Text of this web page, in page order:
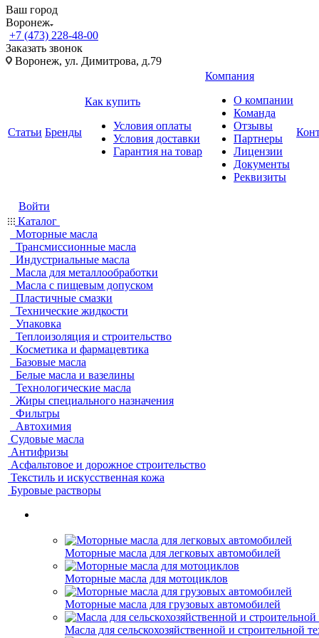
Ваш город
Воронеж
+7 (473) 228-48-00
Заказать звонок
Воронеж, ул. Димитрова, д.79
Статьи Бренды
Как купить
Условия оплаты
Условия доставки
Гарантия на товар
Компания
О компании
Команда
Отзывы
Партнеры
Лицензии
Документы
Реквизиты
Войти
Каталог
Моторные масла
Трансмиссионные масла
Индустриальные масла
Масла для металлообработки
Масла с пищевым допуском
Пластичные смазки
Технические жидкости
Упаковка
Теплоизоляция и строительство
Косметика и фармацевтика
Базовые масла
Белые масла и вазелины
Технологические масла
Жиры специального назначения
Фильтры
Автохимия
Судовые масла
Антифризы
Асфальтовое и дорожное строительство
Текстиль и искусственная кожа
Буровые растворы
Моторные масла для легковых автомобилей
Моторные масла для мотоциклов
Моторные масла для грузовых автомобилей
Масла для сельскохозяйственной и строительной